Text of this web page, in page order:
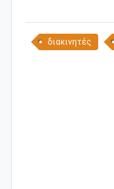
διακινητές